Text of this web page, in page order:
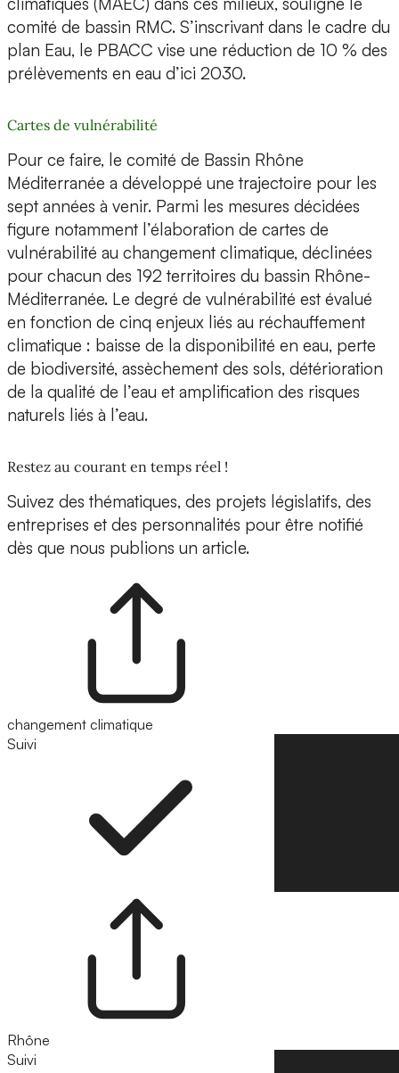
comité de bassin RMC. S’inscrivant dans le cadre du
plan Eau, le PBACC vise une réduction de 10 % des
prélèvements en eau d’ici 2030.
Cartes de vulnérabilité
Pour ce faire, le comité de Bassin Rhône
Méditerranée a développé une trajectoire pour les
sept années à venir. Parmi les mesures décidées
figure notamment l’élaboration de cartes de
vulnérabilité au changement climatique, déclinées
pour chacun des 192 territoires du bassin Rhône-
Méditerranée. Le degré de vulnérabilité est évalué
en fonction de cinq enjeux liés au réchauffement
climatique : baisse de la disponibilité en eau, perte
de biodiversité, assèchement des sols, détérioration
de la qualité de l’eau et amplification des risques
naturels liés à l’eau.
Restez au courant en temps réel !
Suivez des thématiques, des projets législatifs, des
entreprises et des personnalités pour être notifié
dès que nous publions un article.
changement climatique
Suivi
Rhône
Suivi